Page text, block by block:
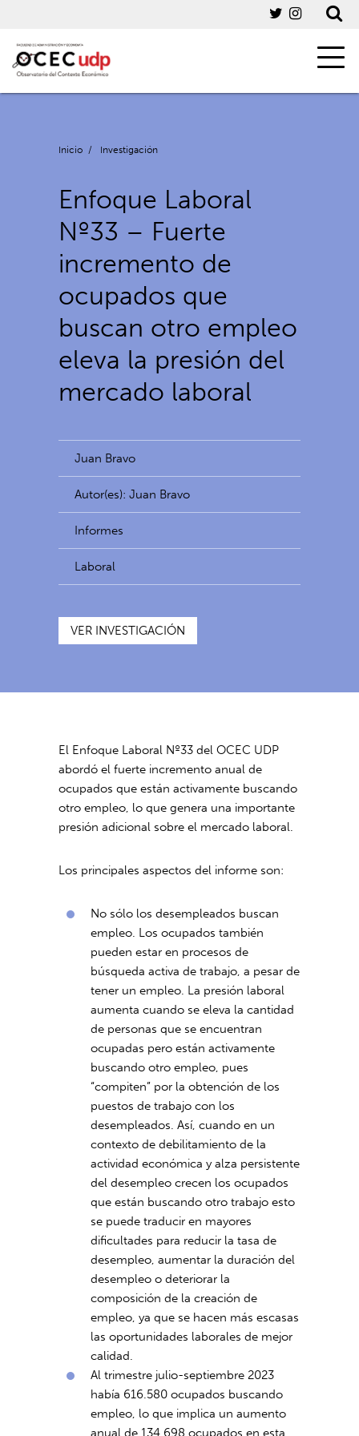
Inicio / Investigación
Enfoque Laboral
Nº33 – Fuerte
incremento de
ocupados que
buscan otro empleo
eleva la presión del
mercado laboral
Juan Bravo
Autor(es): Juan Bravo
Informes
Laboral
VER INVESTIGACIÓN
El Enfoque Laboral Nº33 del OCEC UDP
abordó el fuerte incremento anual de
ocupados que están activamente buscando
otro empleo, lo que genera una importante
presión adicional sobre el mercado laboral.
Los principales aspectos del informe son:
No sólo los desempleados buscan
empleo. Los ocupados también
pueden estar en procesos de
búsqueda activa de trabajo, a pesar de
tener un empleo. La presión laboral
aumenta cuando se eleva la cantidad
de personas que se encuentran
ocupadas pero están activamente
buscando otro empleo, pues
“compiten” por la obtención de los
puestos de trabajo con los
desempleados. Así, cuando en un
contexto de debilitamiento de la
actividad económica y alza persistente
del desempleo crecen los ocupados
que están buscando otro trabajo esto
se puede traducir en mayores
dificultades para reducir la tasa de
desempleo, aumentar la duración del
desempleo o deteriorar la
composición de la creación de
empleo, ya que se hacen más escasas
las oportunidades laborales de mejor
calidad.
Al trimestre julio-septiembre 2023
había 616.580 ocupados buscando
empleo, lo que implica un aumento
anual de 134.698 ocupados en esta